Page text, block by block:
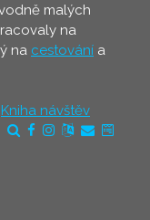
malých
na
na cestování a
Kniha návštěv